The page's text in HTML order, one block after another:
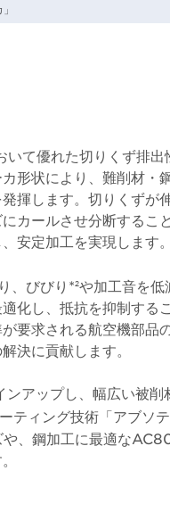
いて優れた切りくず排出
形状により、難削材
揮します。切りくずが
カールさせ分断する
安定加工を実現します。
、びびり*2や加工音を低
化し、抵抗を抑制す
要求される航空機部
決に貢献します。
ンアップし、幅広い被削
ティング技術「アブソ
、鋼加工に最適な